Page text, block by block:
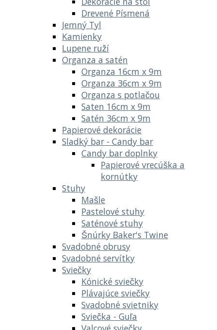
Drevené Písmená
Jemný Tyl
Kamienky
Lupene ruží
Organza a satén
Organza 16cm x 9m
Organza 36cm x 9m
Organza s potlačou
Saten 16cm x 9m
Satén 36cm x 9m
Papierové dekorácie
Sladký bar - Candy bar
Candy bar doplnky
Papierové vrecúška a
kornútky
Stuhy
Mašle
Pastelové stuhy
Saténové stuhy
Šnúrky Baker's Twine
Svadobné obrusy
Svadobné servítky
Sviečky
Kónické sviečky
Plávajúce sviečky
Svadobné svietniky
Sviečka - Guľa